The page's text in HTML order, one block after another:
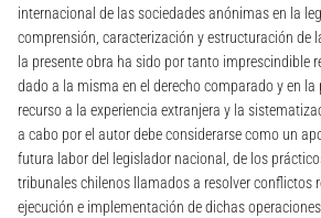
internacional de las sociedades anónimas en la
comprensión, caracterización y estructuración de
la presente obra ha sido por tanto imprescindible
dado a la misma en el derecho comparado y en la
recurso a la experiencia extranjera y la
a cabo por el autor debe considerarse como un
futura labor del legislador nacional, de los
tribunales chilenos llamados a resolver conflictos
ejecución e implementación de dichas